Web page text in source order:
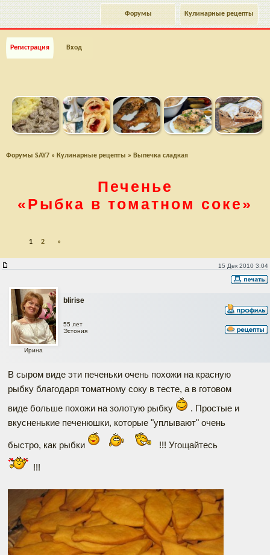
Кулинарные рецепты
Форумы
Регистрация Вход
Форумы SAY7 » Кулинарные рецепты » Выпечка сладкая
Печенье
«Рыбка в томатном соке»
1 2 »
15 Дек 2010 3:04
blirise
Ирина
55 лет
Эстония
В сыром виде эти печеньки очень похожи на красную
рыбку благодаря томатному соку в тесте, а в готовом
виде больше похожи на золотую рыбку
. Простые и
вкусненькие печенюшки, которые "уплывают" очень
быстро, как рыбки !!! Угощайтесь
!!!